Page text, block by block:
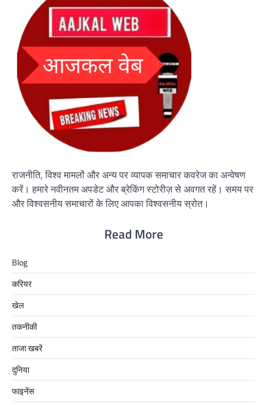
राजनीति, विश्व मामलों और अन्य पर व्यापक समाचार कवरेज का अन्वेषण
करें। हमारे नवीनतम अपडेट और ब्रेकिंग स्टोरीज़ से अवगत रहें। समय पर
और विश्वसनीय समाचारों के लिए आपका विश्वसनीय स्रोत।
Read More
Blog
करियर
खेल
तकनीकी
ताजा खबरें
दुनिया
फाइनेंस